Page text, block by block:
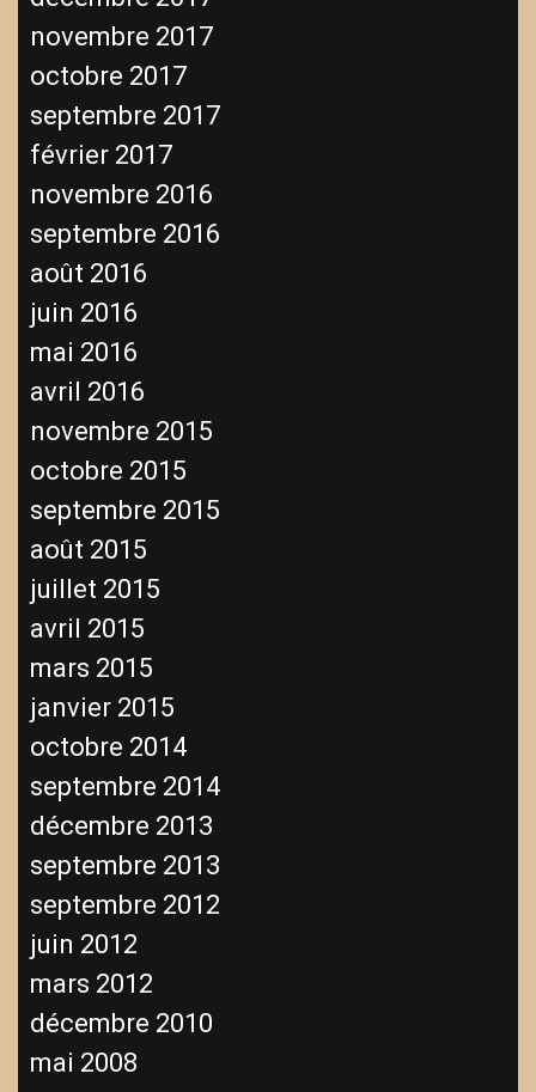
novembre 2017
octobre 2017
septembre 2017
février 2017
novembre 2016
septembre 2016
août 2016
juin 2016
mai 2016
avril 2016
novembre 2015
octobre 2015
septembre 2015
août 2015
juillet 2015
avril 2015
mars 2015
janvier 2015
octobre 2014
septembre 2014
décembre 2013
septembre 2013
septembre 2012
juin 2012
mars 2012
décembre 2010
mai 2008